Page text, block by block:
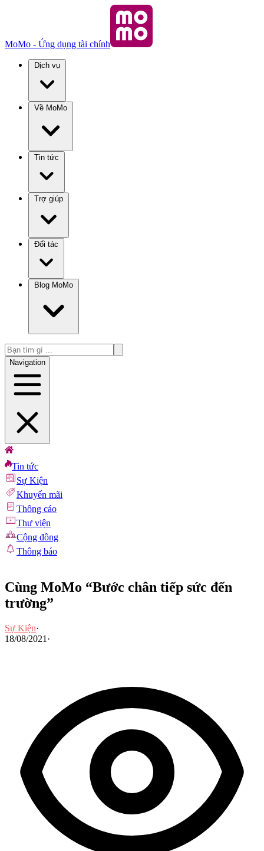
MoMo - Ứng dụng tài chính
Dịch vụ
Về MoMo
Tin tức
Trợ giúp
Đối tác
Blog MoMo
Navigation
Tin tức
Sự Kiện
Khuyến mãi
Thông cáo
Thư viện
Cộng đồng
Thông báo
Cùng MoMo “Bước chân tiếp sức đến
trường”
Sự Kiện·
18/08/2021 ·